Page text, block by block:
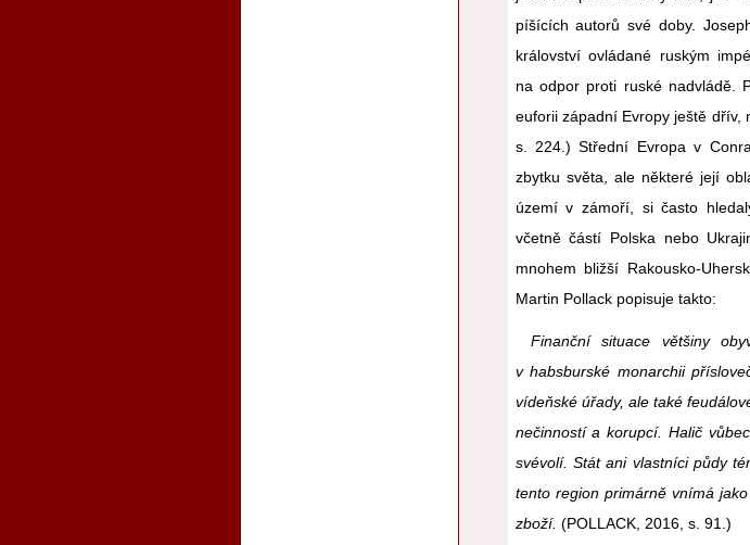
píšících autorů své doby.
království ovládané ruským
na odpor proti ruské nadvládě.
euforii západní Evropy ještě dřív,
s. 224.) Střední Evropa v
zbytku světa, ale některé její
území v zámoří, si často
včetně částí Polska nebo
mnohem bližší Rakousko-
Martin Pollack popisuje takto:
Finanční situace většiny
v habsburské monarchii
vídeňské úřady, ale také
nečinností a korupcí. Halič
svévolí. Stát ani vlastníci půdy
tento region primárně vnímá
zboží. (POLLACK, 2016, s. 91.)